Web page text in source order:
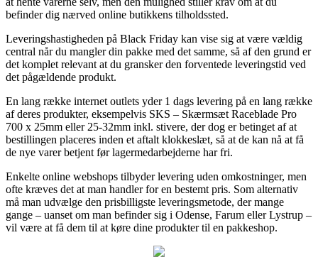
befinder dig nærved online butikkens tilholdssted.
Leveringshastigheden på Black Friday kan vise sig at være vældig
central når du mangler din pakke med det samme, så af den grund er
det komplet relevant at du gransker den forventede leveringstid ved
det pågældende produkt.
En lang række internet outlets yder 1 dags levering på en lang række
af deres produkter, eksempelvis SKS – Skærmsæt Raceblade Pro
700 x 25mm eller 25-32mm inkl. stivere, der dog er betinget af at
bestillingen placeres inden et aftalt klokkeslæt, så at de kan nå at få
de nye varer betjent før lagermedarbejderne har fri.
Enkelte online webshops tilbyder levering uden omkostninger, men
ofte kræves det at man handler for en bestemt pris. Som alternativ
må man udvælge den prisbilligste leveringsmetode, der mange
gange – uanset om man befinder sig i Odense, Farum eller Lystrup –
vil være at få dem til at køre dine produkter til en pakkeshop.